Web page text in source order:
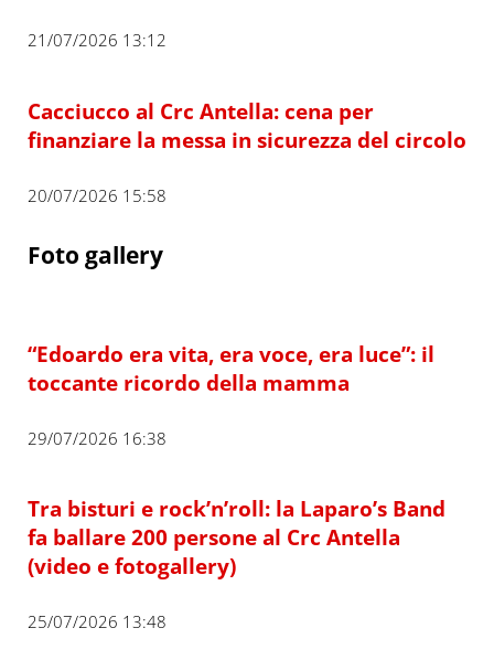
21/07/2026 13:12
Cacciucco al Crc Antella: cena per
finanziare la messa in sicurezza del circolo
20/07/2026 15:58
Foto gallery
“Edoardo era vita, era voce, era luce”: il
toccante ricordo della mamma
29/07/2026 16:38
Tra bisturi e rock’n’roll: la Laparo’s Band
fa ballare 200 persone al Crc Antella
(video e fotogallery)
25/07/2026 13:48